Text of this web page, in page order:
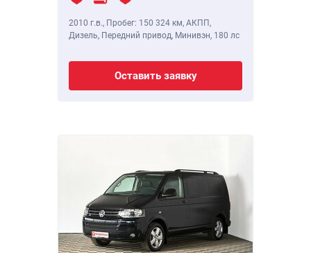
2010 г.в., Пробег: 150 324 км, АКПП,
Дизель, Передний привод, Минивэн, 180 лс
Оставить заявку